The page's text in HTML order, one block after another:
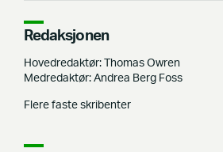
Redaksjonen
Hovedredaktør: Thomas Owren
Medredaktør: Andrea Berg Foss
Flere faste skribenter